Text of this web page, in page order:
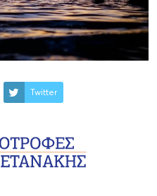
Twitter